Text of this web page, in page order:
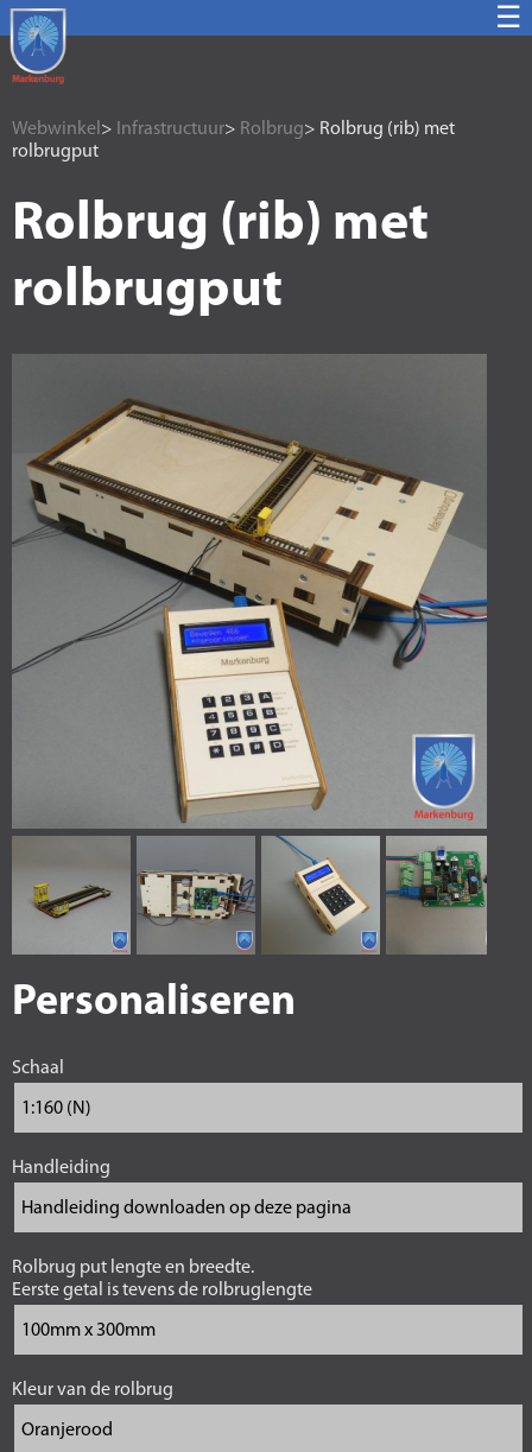
☰
Webwinkel > Infrastructuur> Rolbrug> Rolbrug (rib) met
rolbrugput
Rolbrug (rib) met
rolbrugput
Personaliseren
Schaal
Handleiding
Rolbrug put lengte en breedte.
Eerste getal is tevens de rolbruglengte
Kleur van de rolbrug